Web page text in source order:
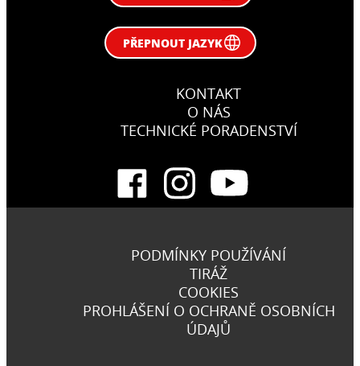
PŘEPNOUT JAZYK
KONTAKT
O NÁS
TECHNICKÉ PORADENSTVÍ
PODMÍNKY POUŽÍVÁNÍ
TIRÁŽ
COOKIES
PROHLÁŠENÍ O OCHRANĚ OSOBNÍCH
ÚDAJŮ